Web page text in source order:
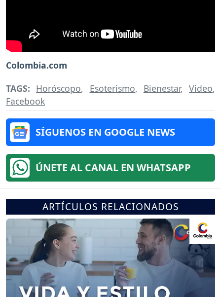
Colombia.com
TAGS: Horóscopo, Esoterismo, Bienestar, Video,
Facebook
SÍGUENOS EN GOOGLE NEWS
ÚNETE AL CANAL EN WHATSAPP
ARTÍCULOS RELACIONADOS